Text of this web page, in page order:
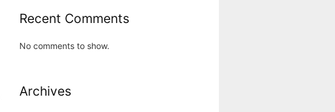
Recent Comments
No comments to show.
Archives